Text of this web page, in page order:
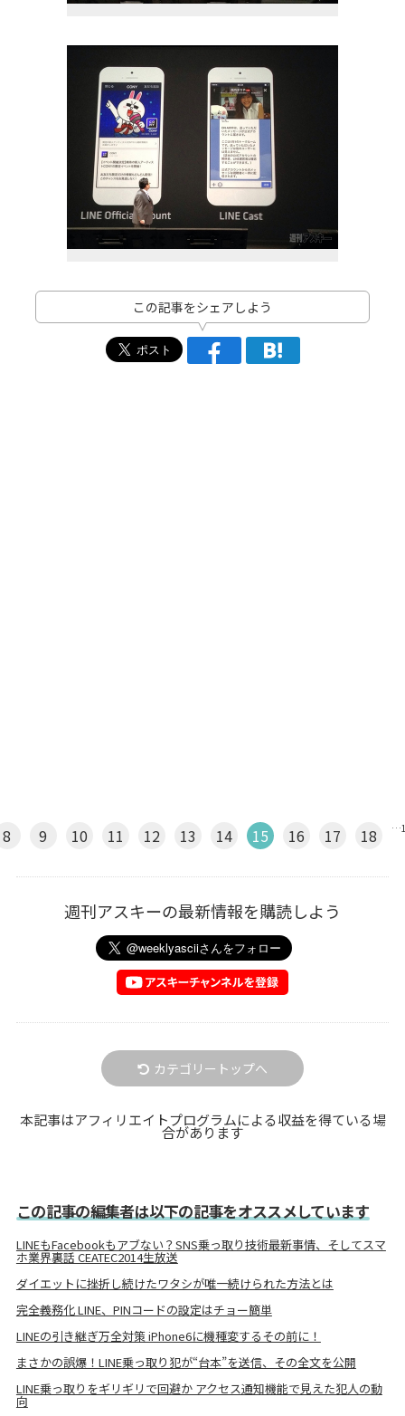
この記事をシェアしよう
8 9 10 11 12 13 14 15 16 17 18 …
週刊アスキーの最新情報を購読しよう
カテゴリートップへ
本記事はアフィリエイトプログラムによる収益を得ている場
合があります
この記事の編集者は以下の記事をオススメしています
LINEもFacebookもアブない？SNS乗っ取り技術最新事情、そしてスマ
ホ業界裏話 CEATEC2014生放送
ダイエットに挫折し続けたワタシが唯一続けられた方法とは
完全義務化 LINE、PINコードの設定はチョー簡単
LINEの引き継ぎ万全対策 iPhone6に機種変するその前に！
まさかの誤爆！LINE乗っ取り犯が“台本”を送信、その全文を公開
LINE乗っ取りをギリギリで回避か アクセス通知機能で見えた犯人の動
向